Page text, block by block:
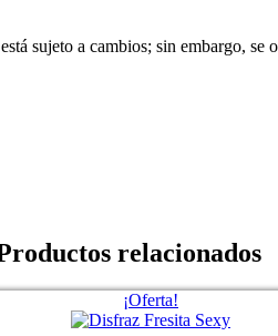
sujeto a cambios; sin embargo,
relacionados
¡Oferta!